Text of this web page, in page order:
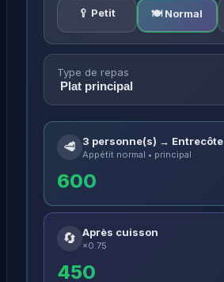
🥄 Petit 🍽️ Normal
Type de repas
🥩 3 personne(s) → Entrecôte
Appétit normal • principal
600
🔄 Après cuisson
×0.75
450